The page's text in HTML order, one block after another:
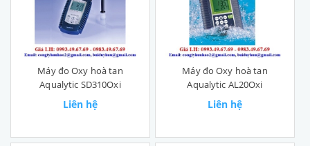
Máy đo Oxy hoà tan
Aqualytic SD310Oxi
Liên hệ
Máy đo Oxy hoà tan
Aqualytic AL20Oxi
Liên hệ